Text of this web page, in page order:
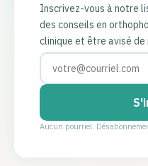
Inscrivez-vous à notre
des conseils en
clinique et être avisé de
Aucun pourriel.